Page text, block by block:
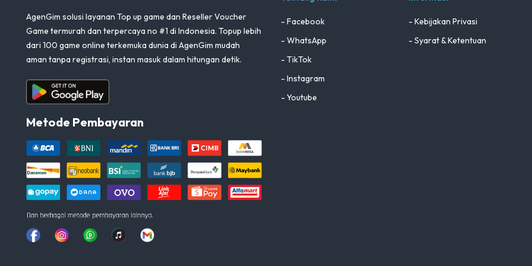
AgenGim solusi layanan Top up game dan Reseller Voucher
Game termurah dan terpercaya no #1 di Indonesia. Topup lebih
dari 100 game online terkemuka dunia di AgenGim mudah
aman tanpa registrasi, instan masuk dalam hitungan detik.
Aplikasi Android
Metode Pembayaran
FacebookInstagramWhatsapp
Tiktok youtube
- Facebook
- WhatsApp
- TikTok
- Instagram
- Youtube
- Kebijakan Privasi
- Syarat & Ketentuan